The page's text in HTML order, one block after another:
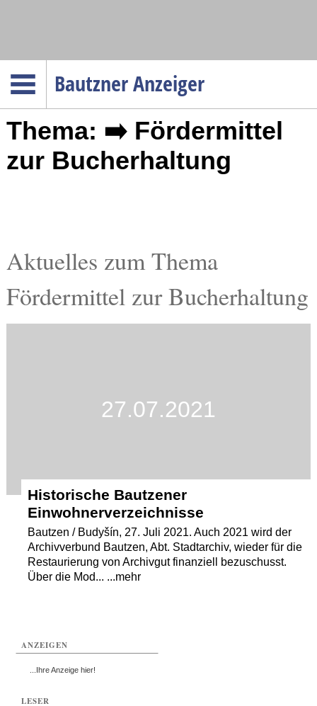
Bautzner Anzeiger
Menüpunkte
Startseite
Gesellschaft
Gesundheit
Kultur
Thema: ➡️ Fördermittel
zur Bucherhaltung
Aktuelles zum Thema
Fördermittel zur Bucherhaltung
27.07.2021
Historische Bautzener
Einwohnerverzeichnisse
Bautzen / Budyšín, 27. Juli 2021. Auch 2021 wird der
Archivverbund Bautzen, Abt. Stadtarchiv, wieder für die
Restaurierung von Archivgut finanziell bezuschusst.
Über die Mod... ...mehr
ANZEIGEN
...Ihre Anzeige hier!
LESER